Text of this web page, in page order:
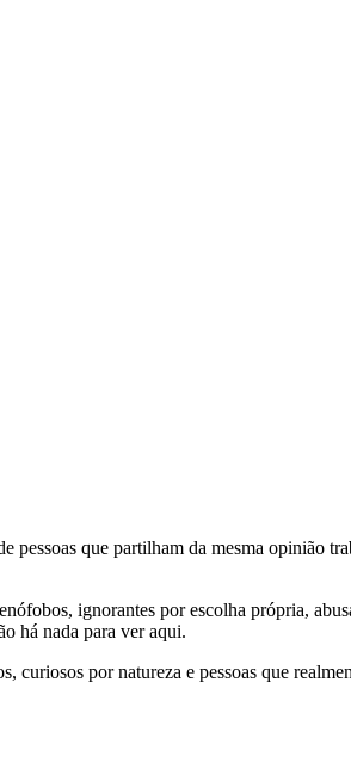
que partilham da mesma opinião
ignorantes por escolha própria,
há nada para ver aqui.
por natureza e pessoas que